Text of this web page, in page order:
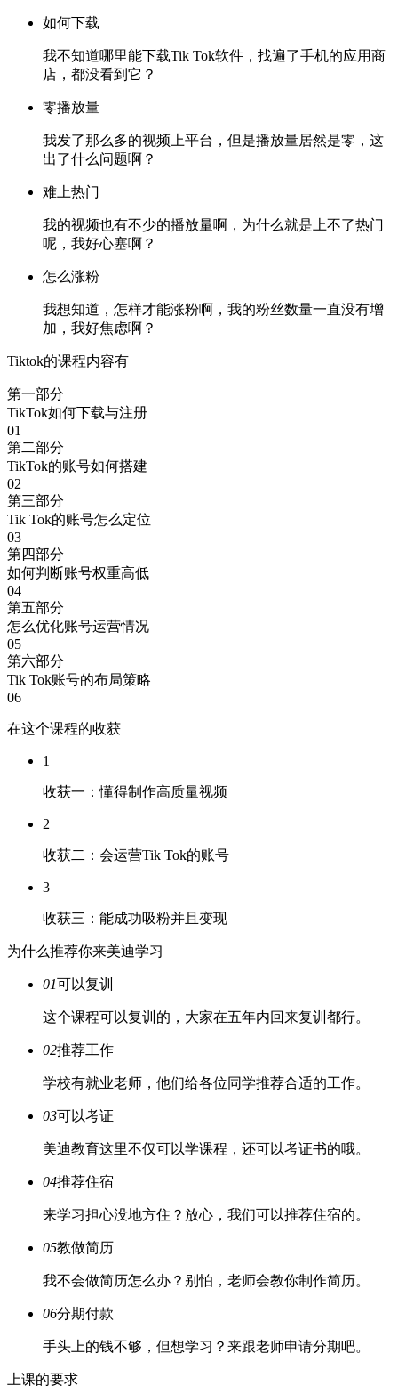
如何下载
我不知道哪里能下载Tik Tok软件，找遍了手机的应用商
店，都没看到它？
零播放量
我发了那么多的视频上平台，但是播放量居然是零，这
出了什么问题啊？
难上热门
我的视频也有不少的播放量啊，为什么就是上不了热门
呢，我好心塞啊？
怎么涨粉
我想知道，怎样才能涨粉啊，我的粉丝数量一直没有增
加，我好焦虑啊？
Tiktok的课程内容有
第一部分
TikTok如何下载与注册
01
第二部分
TikTok的账号如何搭建
02
第三部分
Tik Tok的账号怎么定位
03
第四部分
如何判断账号权重高低
04
第五部分
怎么优化账号运营情况
05
第六部分
Tik Tok账号的布局策略
06
在这个课程的收获
1
收获一：懂得制作高质量视频
2
收获二：会运营Tik Tok的账号
3
收获三：能成功吸粉并且变现
为什么推荐你来美迪学习
01可以复训
这个课程可以复训的，大家在五年内回来复训都行。
02推荐工作
学校有就业老师，他们给各位同学推荐合适的工作。
03可以考证
美迪教育这里不仅可以学课程，还可以考证书的哦。
04推荐住宿
来学习担心没地方住？放心，我们可以推荐住宿的。
05教做简历
我不会做简历怎么办？别怕，老师会教你制作简历。
06分期付款
手头上的钱不够，但想学习？来跟老师申请分期吧。
上课的要求